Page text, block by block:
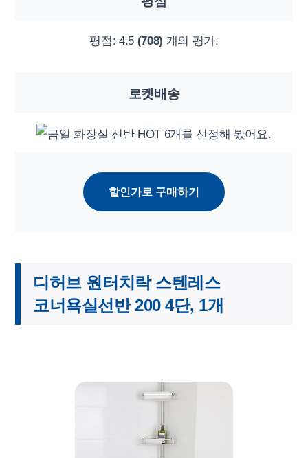
평점: 4.5 (708) 개의 평가.
로켓배송
할인가로 구매하기
디허브 원터치락 스텐레스
코너욕실선반 200 4단, 1개